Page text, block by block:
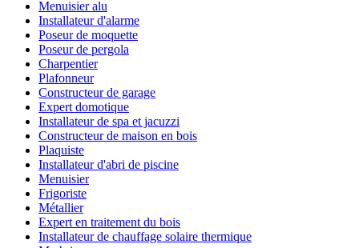
Menuisier alu
Installateur d'alarme
Poseur de moquette
Poseur de pergola
Charpentier
Plafonneur
Constructeur de garage
Expert domotique
Installateur de spa et jacuzzi
Constructeur de maison en bois
Plaquiste
Installateur d'abri de piscine
Menuisier
Frigoriste
Métallier
Expert en traitement du bois
Installateur de chauffage solaire thermique